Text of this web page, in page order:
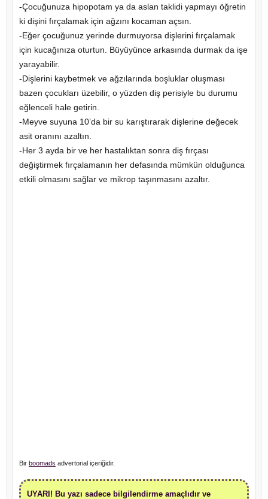
-Çocuğunuza hipopotam ya da aslan taklidi yapmayı öğretin
ki dişini fırçalamak için ağzını kocaman açsın.
-Eğer çocuğunuz yerinde durmuyorsa dişlerini fırçalamak
için kucağınıza oturtun. Büyüyünce arkasında durmak da işe
yarayabilir.
-Dişlerini kaybetmek ve ağzılarında boşluklar oluşması
bazen çocukları üzebilir, o yüzden diş perisiyle bu durumu
eğlenceli hale getirin.
-Meyve suyuna 10’da bir su karıştırarak dişlerine değecek
asit oranını azaltın.
-Her 3 ayda bir ve her hastalıktan sonra diş fırçası
değiştirmek fırçalamanın her defasında mümkün olduğunca
etkili olmasını sağlar ve mikrop taşınmasını azaltır.
Bir boomads advertorial içeriğidir.
UYARI! Bu yazı sadece bilgilendirme amaçlıdır ve